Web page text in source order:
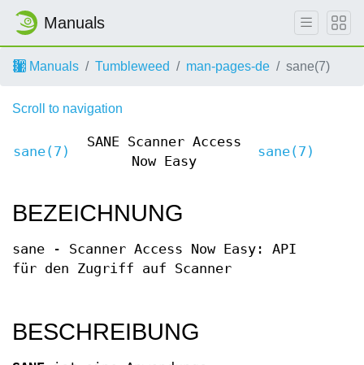
Manuals
Manuals Tumbleweed man-pages-de sane(7)
Scroll to navigation
sane(7)
SANE Scanner Access
Now Easy
sane(7)
BEZEICHNUNG
sane - Scanner Access Now Easy: API
für den Zugriff auf Scanner
BESCHREIBUNG